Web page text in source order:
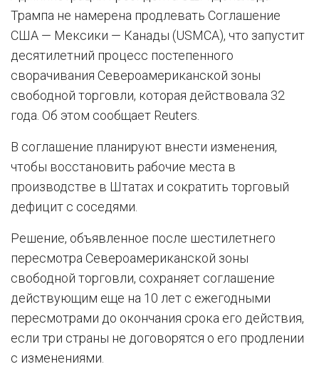
Трампа не намерена продлевать Соглашение
США — Мексики — Канады (USMCA), что запустит
десятилетний процесс постепенного
сворачивания Североамериканской зоны
свободной торговли, которая действовала 32
года. Об этом сообщает Reuters.
В соглашение планируют внести изменения,
чтобы восстановить рабочие места в
производстве в Штатах и сократить торговый
дефицит с соседями.
Решение, объявленное после шестилетнего
пересмотра Североамериканской зоны
свободной торговли, сохраняет соглашение
действующим еще на 10 лет с ежегодными
пересмотрами до окончания срока его действия,
если три страны не договорятся о его продлении
с изменениями.